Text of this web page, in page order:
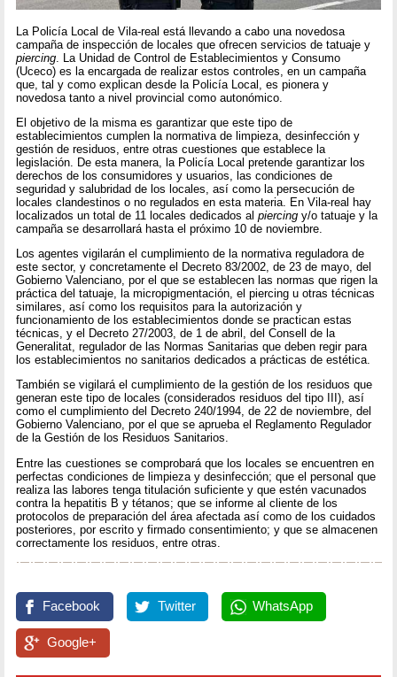
La Policía Local de Vila-real está llevando a cabo una novedosa
campaña de inspección de locales que ofrecen servicios de tatuaje y
piercing . La Unidad de Control de Establecimientos y Consumo
(Uceco) es la encargada de realizar estos controles, en un campaña
que, tal y como explican desde la Policía Local, es pionera y
novedosa tanto a nivel provincial como autonómico.
El objetivo de la misma es garantizar que este tipo de
establecimientos cumplen la normativa de limpieza, desinfección y
gestión de residuos, entre otras cuestiones que establece la
legislación. De esta manera, la Policía Local pretende garantizar los
derechos de los consumidores y usuarios, las condiciones de
seguridad y salubridad de los locales, así como la persecución de
locales clandestinos o no regulados en esta materia. En Vila-real hay
localizados un total de 11 locales dedicados alpiercingy/o tatuaje y la
campaña se desarrollará hasta el próximo 10 de noviembre.
Los agentes vigilarán el cumplimiento de la normativa reguladora de
este sector, y concretamente el Decreto 83/2002, de 23 de mayo, del
Gobierno Valenciano, por el que se establecen las normas que rigen la
práctica del tatuaje, la micropigmentación, el piercing u otras técnicas
similares, así como los requisitos para la autorización y
funcionamiento de los establecimientos donde se practican estas
técnicas, y el Decreto 27/2003, de 1 de abril, del Consell de la
Generalitat, regulador de las Normas Sanitarias que deben regir para
los establecimientos no sanitarios dedicados a prácticas de estética.
También se vigilará el cumplimiento de la gestión de los residuos que
generan este tipo de locales (considerados residuos del tipo III), así
como el cumplimiento del Decreto 240/1994, de 22 de noviembre, del
Gobierno Valenciano, por el que se aprueba el Reglamento Regulador
de la Gestión de los Residuos Sanitarios.
Entre las cuestiones se comprobará que los locales se encuentren en
perfectas condiciones de limpieza y desinfección; que el personal que
realiza las labores tenga titulación suficiente y que estén vacunados
contra la hepatitis B y tétanos; que se informe al cliente de los
protocolos de preparación del área afectada así como de los cuidados
posteriores, por escrito y firmado consentimiento; y que se almacenen
correctamente los residuos, entre otras.
Facebook Twitter WhatsApp
Google+